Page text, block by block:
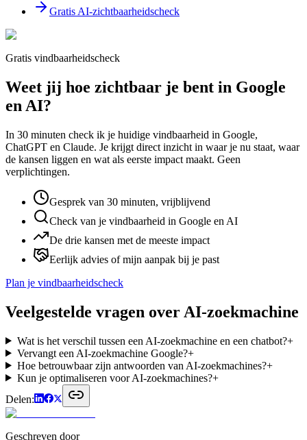
Gratis AI-zichtbaarheidscheck
Gratis vindbaarheidscheck
Weet jij hoe zichtbaar je bent in Google
en AI?
In 30 minuten check ik je huidige vindbaarheid in Google,
ChatGPT en Claude. Je krijgt direct inzicht in waar je nu staat, waar
de kansen liggen en wat als eerste impact maakt. Geen
verplichtingen.
Gesprek van 30 minuten, vrijblijvend
Check van je vindbaarheid in Google en AI
De drie kansen met de meeste impact
Eerlijk advies of mijn aanpak bij je past
Plan je vindbaarheidscheck
Veelgestelde vragen over AI-zoekmachine
Wat is het verschil tussen een AI-zoekmachine en een chatbot?+
Vervangt een AI-zoekmachine Google?+
Hoe betrouwbaar zijn antwoorden van AI-zoekmachines?+
Kun je optimaliseren voor AI-zoekmachines?+
Delen:
Geschreven door